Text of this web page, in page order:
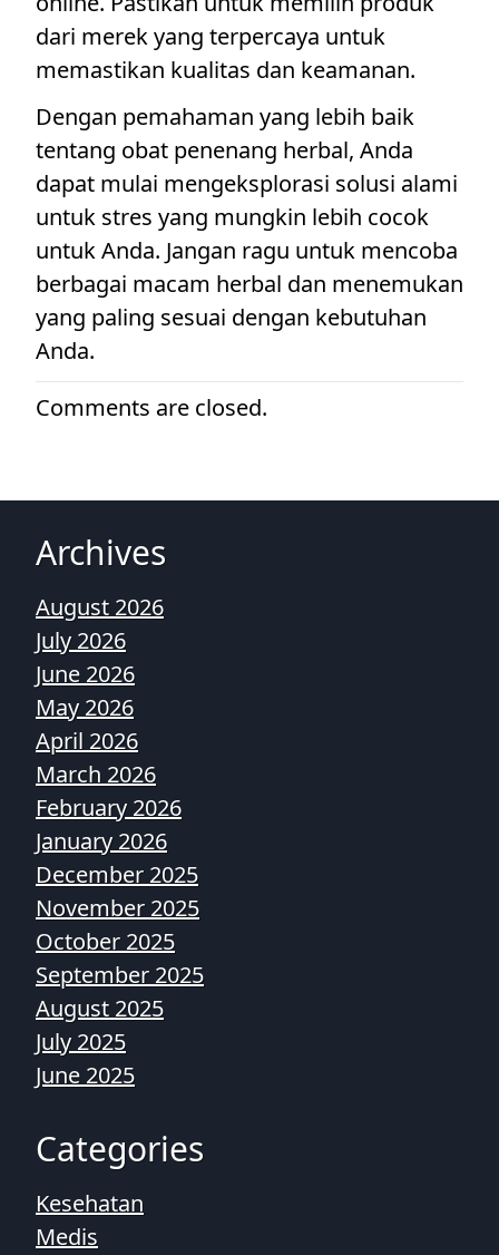
dari merek yang terpercaya untuk
memastikan kualitas dan keamanan.
Dengan pemahaman yang lebih baik
tentang obat penenang herbal, Anda
dapat mulai mengeksplorasi solusi alami
untuk stres yang mungkin lebih cocok
untuk Anda. Jangan ragu untuk mencoba
berbagai macam herbal dan menemukan
yang paling sesuai dengan kebutuhan
Anda.
Comments are closed.
Archives
August 2026
July 2026
June 2026
May 2026
April 2026
March 2026
February 2026
January 2026
December 2025
November 2025
October 2025
September 2025
August 2025
July 2025
June 2025
Categories
Kesehatan
Medis